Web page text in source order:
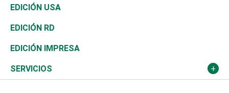
Reportajes
África
Ocenanía
Caribe
Resto del mundo
Vivienda
Telecom.
Global y variable
Economía personal
Buena Vida
Sociales
Novedades
Podcast Arte Libre
Ciclismo
Tenis
Olimpismo
Más deportes
De buena tinta
En Directo
Frente al Statu Quo
El Espía
Tecnología
Historia
Despertando al gigante
Cambio climático
Economía
Revista
Deportes
Opinión
EDICIÓN USA
EDICIÓN RD
EDICIÓN IMPRESA
SERVICIOS